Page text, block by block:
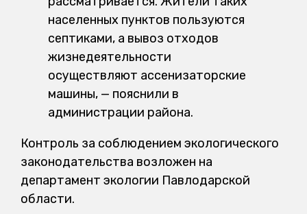
населенных пунктов пользуются
септиками, а вывоз отходов
жизнедеятельности
осуществляют ассенизаторские
машины, — пояснили в
администрации района.
Контроль за соблюдением экологического
законодательства возложен на
департамент экологии Павлодарской
области.